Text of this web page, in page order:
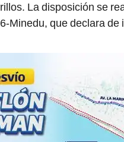
La disposición se
Minedu, que declara